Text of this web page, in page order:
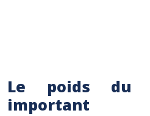
Le poids du
important